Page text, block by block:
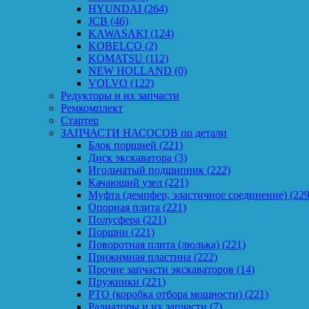
HYUNDAI (264)
JCB (46)
KAWASAKI (124)
KOBELCO (2)
KOMATSU (112)
NEW HOLLAND (0)
VOLVO (122)
Редукторы и их запчасти
Ремкомплект
Стартер
ЗАПЧАСТИ НАСОСОВ по детали
Блок поршней (221)
Диск экскаватора (3)
Игольчатый подшипник (222)
Качающий узел (221)
Муфта (демпфер, эластичное соединение)
Опорная плита (221)
Полусфера (221)
Поршни (221)
Поворотная плита (люлька) (221)
Прижимная пластина (222)
Прочие запчасти экскаваторов (14)
Пружинки (221)
PTO (коробка отбора мощности) (221)